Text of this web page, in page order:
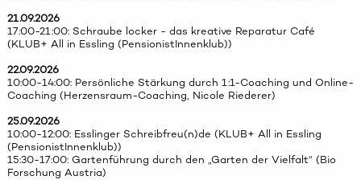
21.09.2026
17:00-21:00: Schraube locker - das kreative Reparatur Café
(KLUB+ All in Essling (PensionistInnenklub))
22.09.2026
10:00-14:00: Persönliche Stärkung durch 1:1-Coaching und Online-
Coaching (Herzensraum-Coaching, Nicole Riederer)
25.09.2026
10:00-12:00: Esslinger Schreibfreu(n)de (KLUB+ All in Essling
(PensionistInnenklub))
15:30-17:00: Gartenführung durch den „Garten der Vielfalt“ (Bio
Forschung Austria)